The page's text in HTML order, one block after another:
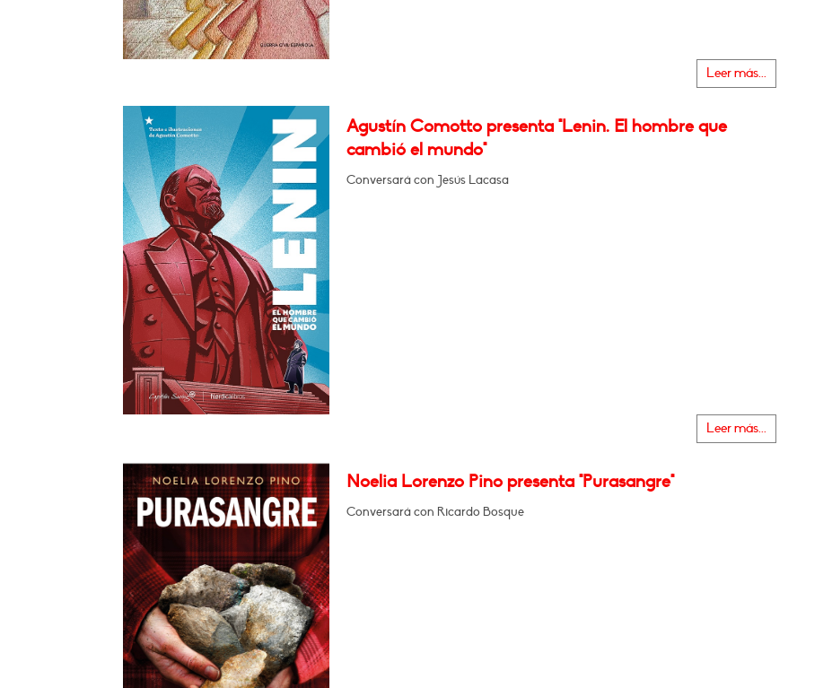
Leer más...
Agustín Comotto presenta "Lenin. El hombre que
cambió el mundo"
Conversará con Jesús Lacasa
Leer más...
Noelia Lorenzo Pino presenta "Purasangre"
Conversará con Ricardo Bosque